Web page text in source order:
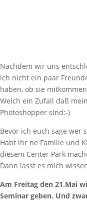
Nachdem wir uns
ich nicht ein paar
haben, ob sie
Welch ein Zufall daß
Photoshopper sind:-)
Bevor ich euch sage wer
Habt ihr ne Familie und
diesem Center Park
Dann lasst es mich
Am Freitag den 21.Mai
Seminar geben. Und